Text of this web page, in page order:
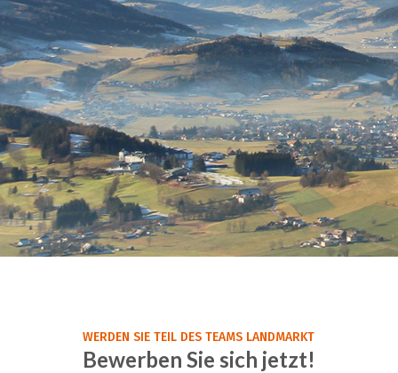
WERDEN SIE TEIL DES TEAMS LANDMARKT
Bewerben Sie sich jetzt!